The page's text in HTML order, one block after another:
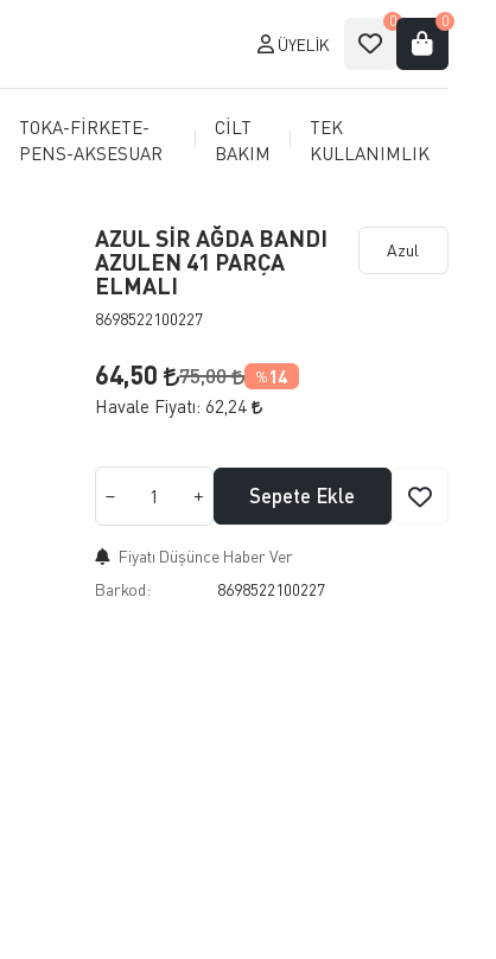
ÜYELIK
0 0
TOKA-FİRKETE-
PENS-AKSESUAR
CİLT
BAKIM
TEK
KULLANIMLIK
AZUL SİR AĞDA BANDI
AZULEN 41 PARÇA
ELMALI
8698522100227
Azul
64,50 75,00 % 14
Havale Fiyatı: 62,24
Sepete Ekle
Fiyatı Düşünce Haber Ver
Barkod:
8698522100227